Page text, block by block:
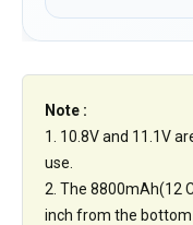
Note :
1. 10.8V and 11.1V
use.
2. The 8800mAh(12
inch from the